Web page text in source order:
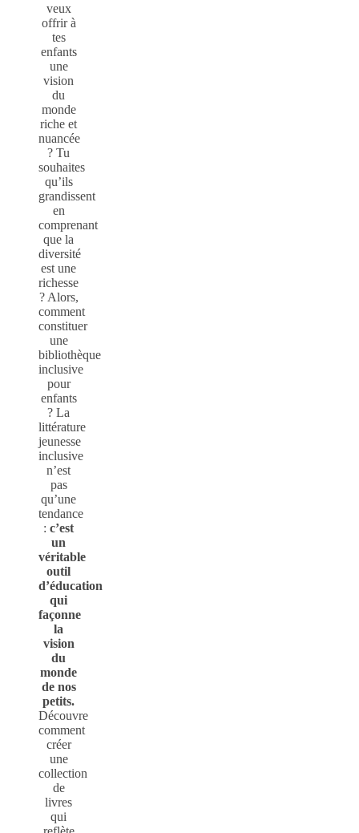
veux
offrir à
tes
enfants
une
vision
du
monde
riche et
nuancée
? Tu
souhaites
qu’ils
grandissent
en
comprenant
que la
diversité
est une
richesse
? Alors,
comment
constituer
une
bibliothèque
inclusive
pour
enfants
? La
littérature
jeunesse
inclusive
n’est
pas
qu’une
tendance
: c’est
un
véritable
outil
d’éducation
qui
façonne
la
vision
du
monde
de nos
petits.
Découvre
comment
créer
une
collection
de
livres
qui